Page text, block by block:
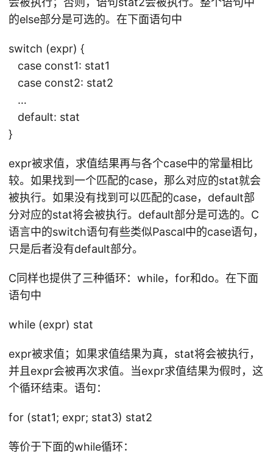
的else部分是可选的。在下面语句中
switch (expr) {
case const1: stat1
case const2: stat2
…
default: stat
}
expr被求值，求值结果再与各个case中的常量相比
较。如果找到一个匹配的case，那么对应的stat就会
被执行。如果没有找到可以匹配的case，default部
分对应的stat将会被执行。default部分是可选的。C
语言中的switch语句有些类似Pascal中的case语句，
只是后者没有default部分。
C同样也提供了三种循环：while，for和do。在下面
语句中
while (expr) stat
expr被求值；如果求值结果为真，stat将会被执行，
并且expr会被再次求值。当expr求值结果为假时，这
个循环结束。语句：
for (stat1; expr; stat3) stat2
等价于下面的while循环：